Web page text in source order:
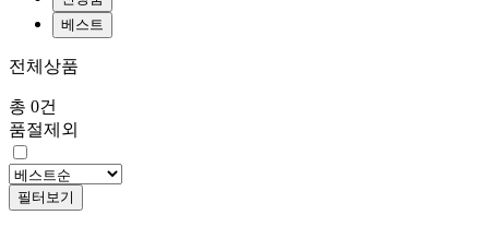
베스트
전체상품
총 0건
품절제외
필터보기